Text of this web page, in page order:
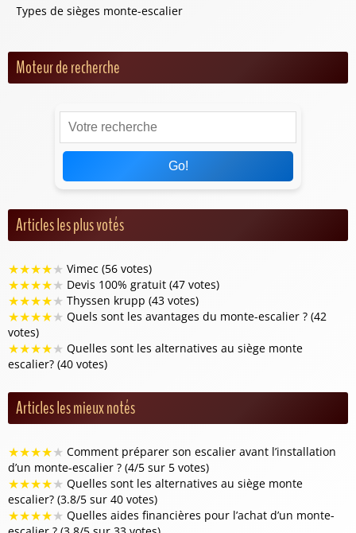
Types de sièges monte-escalier
Moteur de recherche
Go!
Articles les plus votés
★★★★★ Vimec (56 votes)
★★★★★ Devis 100% gratuit (47 votes)
★★★★★ Thyssen krupp (43 votes)
★★★★★ Quels sont les avantages du monte-escalier ? (42
votes)
★★★★★ Quelles sont les alternatives au siège monte
escalier? (40 votes)
Articles les mieux notés
★★★★★ Comment préparer son escalier avant l’installation
d’un monte-escalier ? (4/5 sur 5 votes)
★★★★★ Quelles sont les alternatives au siège monte
escalier? (3.8/5 sur 40 votes)
★★★★★ Quelles aides financières pour l’achat d’un monte-